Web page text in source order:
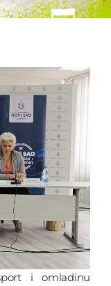
i omladinu